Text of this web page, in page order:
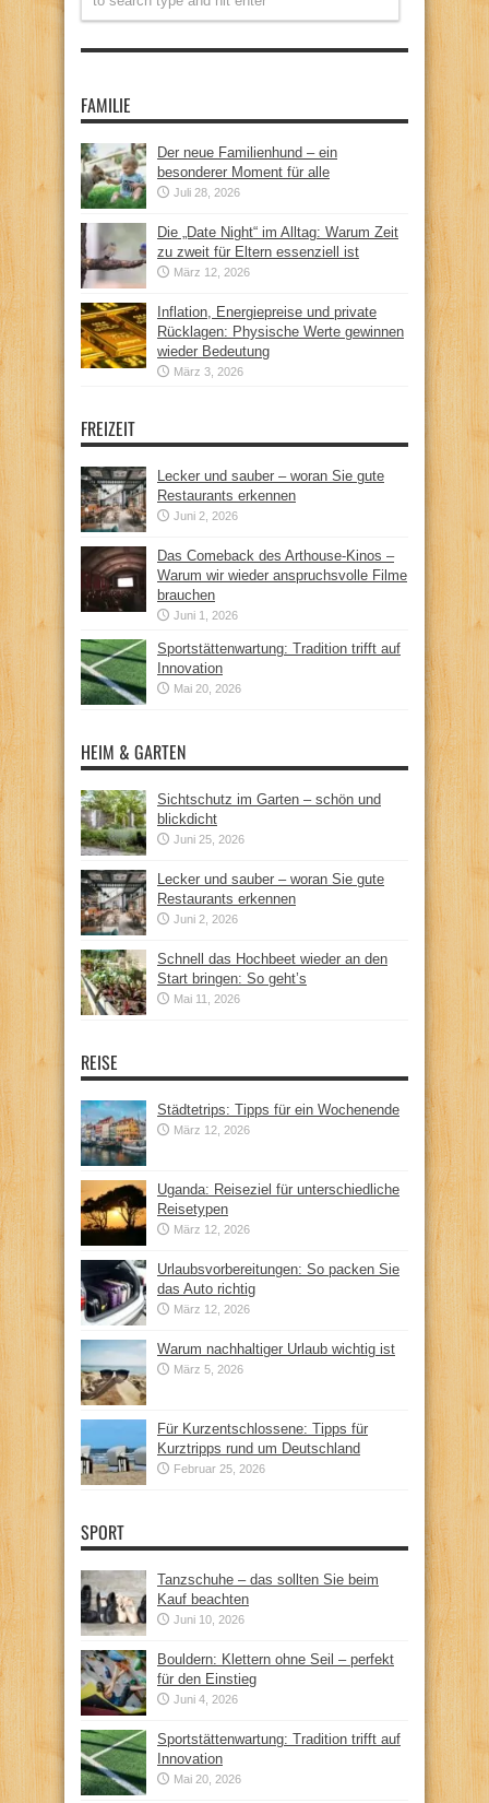
FAMILIE
Der neue Familienhund – ein
besonderer Moment für alle
Juli 28, 2026
Die „Date Night“ im Alltag: Warum Zeit
zu zweit für Eltern essenziell ist
März 12, 2026
Inflation, Energiepreise und private
Rücklagen: Physische Werte gewinnen
wieder Bedeutung
März 3, 2026
FREIZEIT
Lecker und sauber – woran Sie gute
Restaurants erkennen
Juni 2, 2026
Das Comeback des Arthouse-Kinos –
Warum wir wieder anspruchsvolle Filme
brauchen
Juni 1, 2026
Sportstättenwartung: Tradition trifft auf
Innovation
Mai 20, 2026
HEIM & GARTEN
Sichtschutz im Garten – schön und
blickdicht
Juni 25, 2026
Lecker und sauber – woran Sie gute
Restaurants erkennen
Juni 2, 2026
Schnell das Hochbeet wieder an den
Start bringen: So geht’s
Mai 11, 2026
REISE
Städtetrips: Tipps für ein Wochenende
März 12, 2026
Uganda: Reiseziel für unterschiedliche
Reisetypen
März 12, 2026
Urlaubsvorbereitungen: So packen Sie
das Auto richtig
März 12, 2026
Warum nachhaltiger Urlaub wichtig ist
März 5, 2026
Für Kurzentschlossene: Tipps für
Kurztripps rund um Deutschland
Februar 25, 2026
SPORT
Tanzschuhe – das sollten Sie beim
Kauf beachten
Juni 10, 2026
Bouldern: Klettern ohne Seil – perfekt
für den Einstieg
Juni 4, 2026
Sportstättenwartung: Tradition trifft auf
Innovation
Mai 20, 2026